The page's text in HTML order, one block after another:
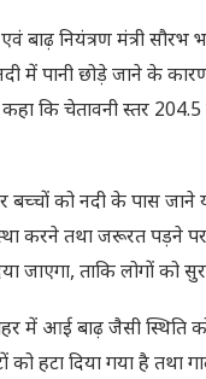
बाढ़ नियंत्रण मंत्री सौरभ
में पानी छोड़े जाने के
कि चेतावनी स्तर
बच्चों को नदी के पास
करने तथा जरूरत पड़ने
जाएगा, ताकि लोगों को
में आई बाढ़ जैसी स्थिति
दिया गया है तथा